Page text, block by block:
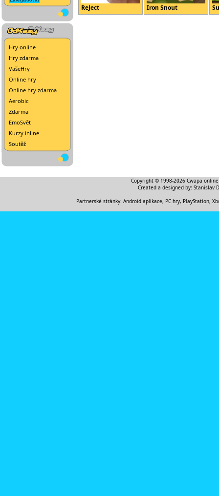
Hry online
Hry zdarma
VašeHry
Online hry
Online hry zdarma
Aerobic
Zdarma
EmoSvět
Kurzy inline
Soutěž
ReJect Iron Snout
Copyright © 1998-2026 Cwapa
Created a designed by: Stanislav
Partnerské stránky: Android aplikace, PC hry, PlayStation,